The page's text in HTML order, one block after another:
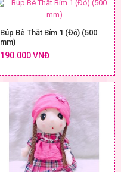
Búp Bê Thắt Bím 1 (Đỏ) (500
mm)
190.000 VNĐ